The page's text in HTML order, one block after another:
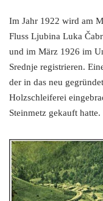
Im Jahr 1922 wird am
Fluss Ljubina Luka
und im März 1926 im
Srednje registrieren.
der in das neu
Holzschleiferei
Steinmetz gekauft